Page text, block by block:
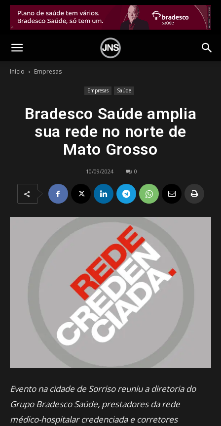
Início Empresas
Empresas Saúde
Bradesco Saúde amplia
sua rede no norte de
Mato Grosso
10/09/2024 0
Evento na cidade de Sorriso reuniu a diretoria do
Grupo Bradesco Saúde, prestadores da rede
médico-hospitalar credenciada e corretores